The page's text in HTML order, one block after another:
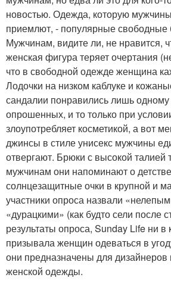
новостью. Одежда, которую
приемлют, - популярные свободные
Мужчинам, видите ли, не нравится,
женская фигура теряет очертания
что в свободной одежде женщина
Лодочки на низком каблуке и
сандалии понравились лишь
опрошенных, и то только при
злоупотребляет косметикой, а вот
джинсы в стиле унисекс мужчины
отвергают. Брюки с высокой талией
мужчинам они напоминают о
солнцезащитные очки в крупной и
участники опроса назвали
«дурацкими» (как будто сели после
результаты опроса, Sunday Life ни в
призывала женщин одеваться в
они предназначены для дизайнеров
женской одежды.